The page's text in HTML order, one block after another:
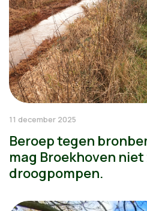
11 december 2025
Beroep tegen
mag Broekhoven
droogpompen.